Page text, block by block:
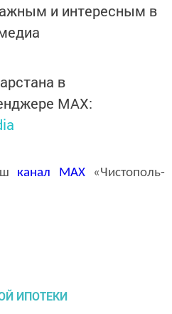
и интересным в
в
MАХ:
канал MAX«Чистополь-
ИПОТЕКИ